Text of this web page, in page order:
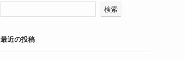
検索
最近の投稿